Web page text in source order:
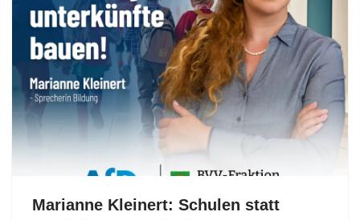
Marianne Kleinert: Schulen statt